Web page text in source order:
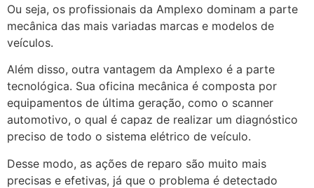
Ou seja, os profissionais da Amplexo dominam a parte
mecânica das mais variadas marcas e modelos de
veículos.
Além disso, outra vantagem da Amplexo é a parte
tecnológica. Sua oficina mecânica é composta por
equipamentos de última geração, como o scanner
automotivo, o qual é capaz de realizar um diagnóstico
preciso de todo o sistema elétrico de veículo.
Desse modo, as ações de reparo são muito mais
precisas e efetivas, já que o problema é detectado